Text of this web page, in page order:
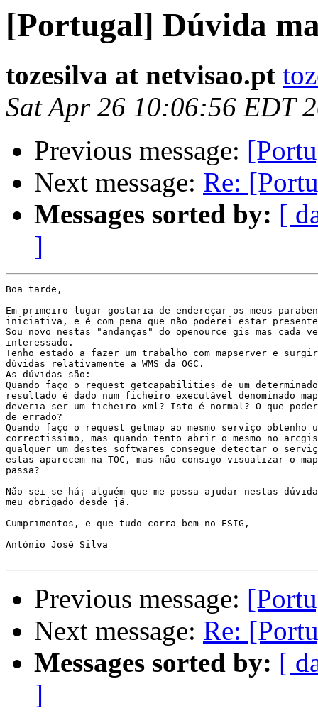
[Portugal] Dúvida
tozesilva at netvisao.pt
Sat Apr 26 10:06:56 EDT
Previous message:
Next message: Re:
Messages sorted by: [
]
Boa tarde,
Em primeiro lugar gostaria de endereçar os meus
iniciativa, e é com pena que não poderei estar presente
Sou novo nestas "andanças" do openource gis mas cada
interessado.
Tenho estado a fazer um trabalho com mapserver e
dúvidas relativamente a WMS da OGC.
As dúvidas são:
Quando faço o request getcapabilities de um
resultado é dado num ficheiro executável denominado
deveria ser um ficheiro xml? Isto é normal? O que
de errado?
Quando faço o request getmap ao mesmo serviço obtenho
correctissimo, mas quando tento abrir o mesmo no
qualquer um destes softwares consegue detectar o
estas aparecem na TOC, mas não consigo visualizar o
passa?
Não sei se há¡ alguém que me possa ajudar nestas
meu obrigado desde já.
Cumprimentos, e que tudo corra bem no ESIG,
António José Silva
Previous message:
Next message: Re:
Messages sorted by: [
]